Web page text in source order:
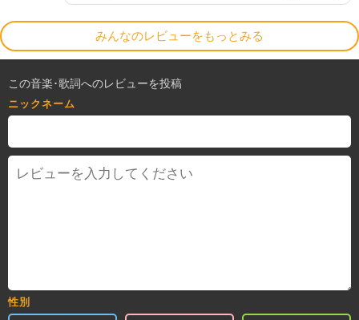
みんなのレビューをもっとみる
この音楽･歌詞へのレビューを投稿
ニックネーム
性別